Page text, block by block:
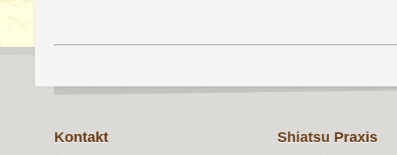
Kontakt Shiatsu Praxis